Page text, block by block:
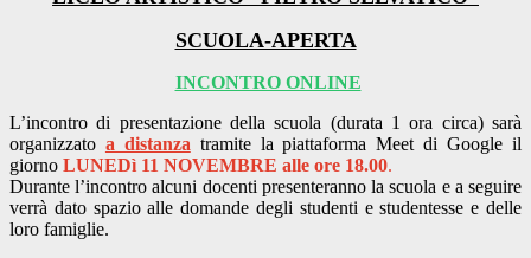
SCUOLA-APERTA
INCONTRO ONLINE
L’incontro di presentazione della scuola (durata 1 ora circa) sarà
organizzato a distanza tramite la piattaforma Meet di Google il
giorno LUNEDì 11 NOVEMBRE alle ore 18.00.
Durante l’incontro alcuni docenti presenteranno la scuola e a seguire
verrà dato spazio alle domande degli studenti e studentesse e delle
loro famiglie.